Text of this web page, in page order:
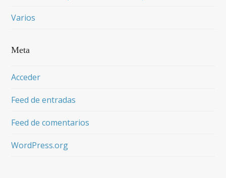
Varios
Meta
Acceder
Feed de entradas
Feed de comentarios
WordPress.org